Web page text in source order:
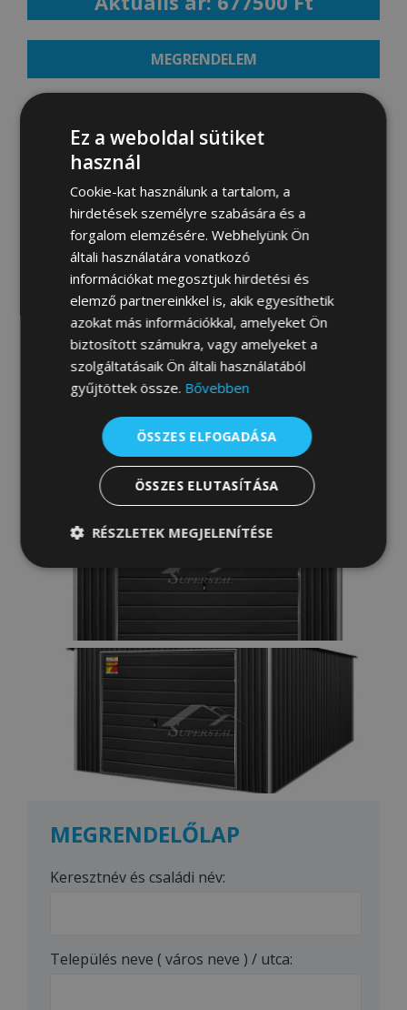
MEGRENDELEM
Fotógaléria:
MEGRENDELŐLAP
Keresztnév és családi név:
Település neve ( város neve ) / utca:
Ez a weboldal sütiket
használ
Cookie-kat használunk a tartalom, a
hirdetések személyre szabására és a
forgalom elemzésére. Webhelyünk Ön
általi használatára vonatkozó
információkat megosztjuk hirdetési és
elemző partnereinkkel is, akik egyesíthetik
azokat más információkkal, amelyeket Ön
biztosított számukra, vagy amelyeket a
szolgáltatásaik Ön általi használatából
gyűjtöttek össze. Bővebben
ÖSSZES ELFOGADÁSA
ÖSSZES ELUTASÍTÁSA
RÉSZLETEK MEGJELENÍTÉSE
Elengedhetetlenül
szükséges
Teljesítmény
Célzás Funkcionalitás
Besorolatlan